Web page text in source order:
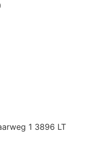
1 3896 LT